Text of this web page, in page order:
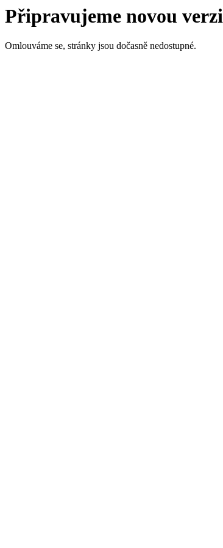
Připravujeme novou verzi
Omlouváme se, stránky jsou dočasně nedostupné.